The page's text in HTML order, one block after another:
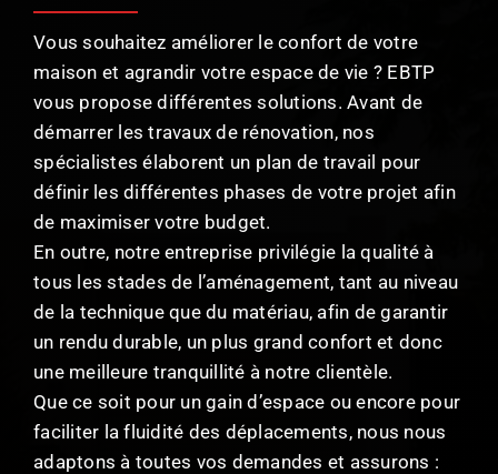
Vous souhaitez améliorer le confort de votre
maison et agrandir votre espace de vie ? EBTP
vous propose différentes solutions. Avant de
démarrer les travaux de rénovation, nos
spécialistes élaborent un plan de travail pour
définir les différentes phases de votre projet afin
de maximiser votre budget.
En outre, notre entreprise privilégie la qualité à
tous les stades de l’aménagement, tant au niveau
de la technique que du matériau, afin de garantir
un rendu durable, un plus grand confort et donc
une meilleure tranquillité à notre clientèle.
Que ce soit pour un gain d’espace ou encore pour
faciliter la fluidité des déplacements, nous nous
adaptons à toutes vos demandes et assurons :